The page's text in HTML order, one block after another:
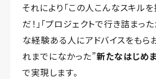
それにより「この人こんなスキル
だ！」「プロジェクトで行き詰まっ
な経験ある人にアドバイスをもらお
れまでになかった”新たなはじめ
で実現します。